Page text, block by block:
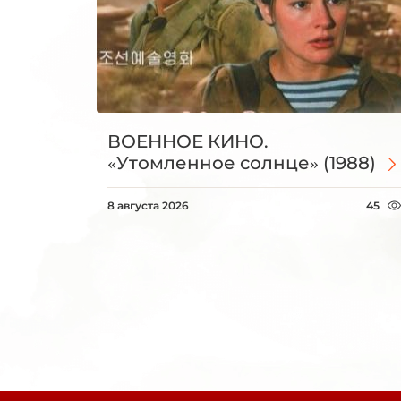
ВОЕННОЕ КИНО.
«Утомленное солнце» (1988)
8 августа 2026 45